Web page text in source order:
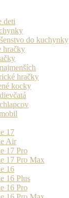
deti
do kuchynky
hračky
hračky
kocky
17
Air
17 Pro
17 Pro Max
16
16 Plus
16 Pro